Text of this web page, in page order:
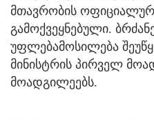
მთავრობის ოფიციალურ
გამოქვეყნებული.
უფლებამოსილება
მინისტრის პირველ
მოადგილეებს.